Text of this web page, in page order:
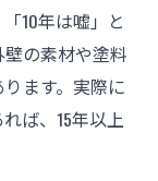
イント
を賢くカッ
を見極める
10年は嘘」と
の素材や塗料
ます。実際に
ば、15年以上